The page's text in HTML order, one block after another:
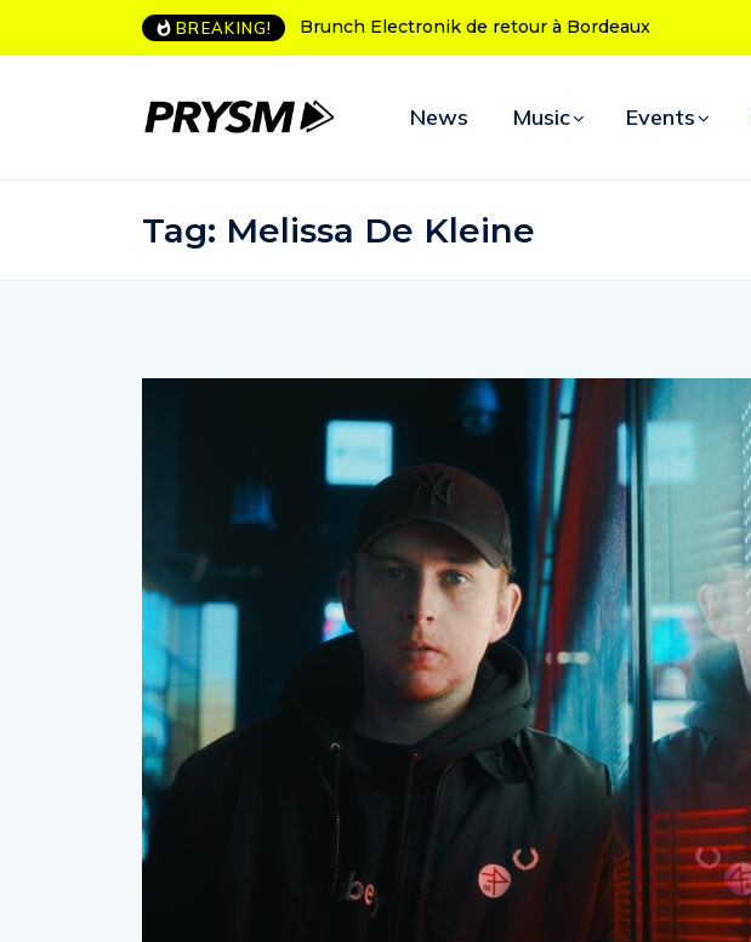
BREAKING!
Electronik de retour à BordeauxL’Amnesia Ibiza fête ses 50 ans : le
programme des soirées d’ouverture
News Music Events
Tag: Melissa De Kleine